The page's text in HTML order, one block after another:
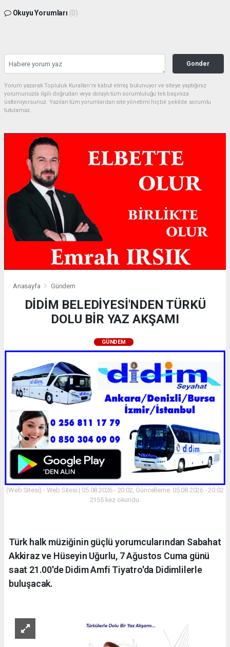
Okuyu Yorumları (0)
Gonder
Yorum yazarak Topluluk Kuralları’nı kabul etmiş bulunuyor ve siteye yaptığınız
yorumunuzla ilgili doğrudan veya dolaylı tüm sorumluluğu tek başınıza
üstleniyorsunuz. Yazılan tüm yorumlardan site yönetimi hiçbir şekilde sorumlu
tutulamaz.
Anasayfa Gündem
DİDİM BELEDİYESİ'NDEN TÜRKÜ
DOLU BİR YAZ AKŞAMI
GÜNDEM
(Web Sitesi) - Web Sitesi | 05.08.2026 - 20:02, Güncelleme: 05.08.2026 - 20:02
2155 kez okundu.
Türk halk müziğinin güçlü yorumcularından Sabahat
Akkiraz ve Hüseyin Uğurlu, 7 Ağustos Cuma günü
saat 21.00'de Didim Amfi Tiyatro'da Didimlilerle
buluşacak.